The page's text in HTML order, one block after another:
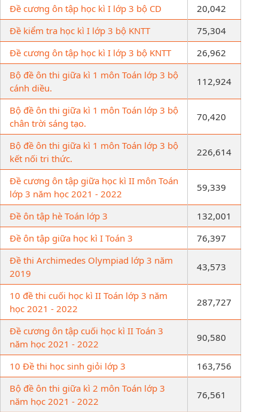
Đề cương ôn tập học kì I lớp 3 bộ CD
20,042
Đề kiểm tra học kì I lớp 3 bộ KNTT
75,304
Đề cương ôn tập học kì I lớp 3 bộ KNTT
26,962
Bộ đề ôn thi giữa kì 1 môn Toán lớp 3 bộ
cánh diều.
112,924
Bộ đề ôn thi giữa kì 1 môn Toán lớp 3 bộ
chân trời sáng tạo.
70,420
Bộ đề ôn thi giữa kì 1 môn Toán lớp 3 bộ
kết nối tri thức.
226,614
Đề cương ôn tập giữa học kì II môn Toán
lớp 3 năm học 2021 - 2022
59,339
Đề ôn tập hè Toán lớp 3
132,001
Đề ôn tập giữa học kì I Toán 3
76,397
Đề thi Archimedes Olympiad lớp 3 năm
2019
43,573
10 đề thi cuối học kì II Toán lớp 3 năm
học 2021 - 2022
287,727
Đề cương ôn tập cuối học kì II Toán 3
năm học 2021 - 2022
90,580
10 Đề thi học sinh giỏi lớp 3
163,756
Bộ đề ôn thi giữa kì 2 môn Toán lớp 3
năm học 2021 - 2022
76,561